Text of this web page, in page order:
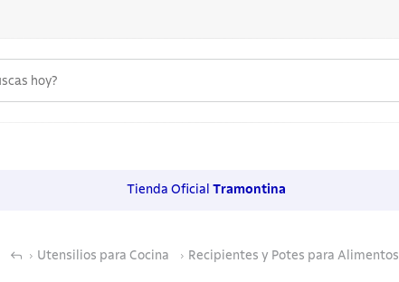
Tienda Oficial Tramontina
Utensilios para Cocina Recipientes y Potes para Alimentos